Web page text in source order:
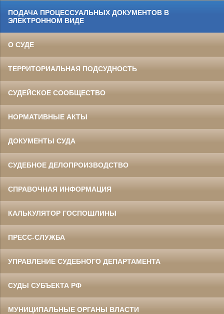
ПОДАЧА ПРОЦЕССУАЛЬНЫХ ДОКУМЕНТОВ В
ЭЛЕКТРОННОМ ВИДЕ
О СУДЕ
ТЕРРИТОРИАЛЬНАЯ ПОДСУДНОСТЬ
СУДЕЙСКОЕ СООБЩЕСТВО
НОРМАТИВНЫЕ АКТЫ
ДОКУМЕНТЫ СУДА
СУДЕБНОЕ ДЕЛОПРОИЗВОДСТВО
СПРАВОЧНАЯ ИНФОРМАЦИЯ
КАЛЬКУЛЯТОР ГОСПОШЛИНЫ
ПРЕСС-СЛУЖБА
УПРАВЛЕНИЕ СУДЕБНОГО ДЕПАРТАМЕНТА
СУДЫ СУБЪЕКТА РФ
МУНИЦИПАЛЬНЫЕ ОРГАНЫ ВЛАСТИ